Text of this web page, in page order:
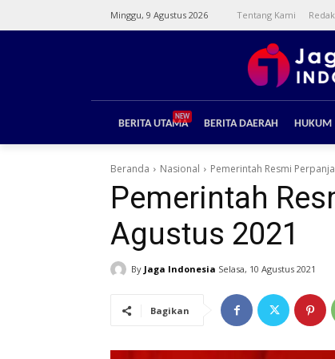
Minggu, 9 Agustus 2026 Tentang Kami
BERITA UTAMA
NEW
BERITA DAERAH HUKUM
Beranda Nasional Pemerintah Resmi
Pemerintah
Agustus 2021
By Jaga Indonesia Selasa, 10 Agustus 2021
Bagikan